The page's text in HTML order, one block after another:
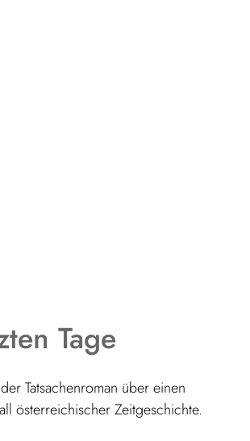
Tage
Tatsachenroman über einen
österreichischer Zeitgeschichte.